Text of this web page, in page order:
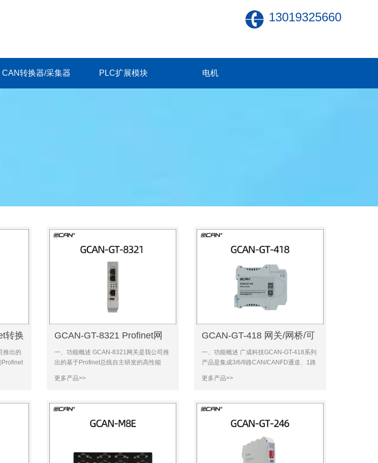
13019325660
CAN转换器/采集器 PLC扩展模块 电机
转换
推出的
Profinet
列
GCAN-GT-8321 Profinet网
一、功能概述 GCAN-8321网关是我公司推
出的基于Profinet总线自主研发的高性能
TCP/Modbus RTU网关模块。GCAN--8321
1200、1500、300等系
更多产品>>
GCAN-GT-418 网关/网桥/可
编程网关
一、功能概述 广成科技GCAN-GT-418系列
产品是集成3/6/9路CAN/CANFD通道、1路
采用GCAN-GT-418系列产品，用户可以轻
连互
更多产品>>